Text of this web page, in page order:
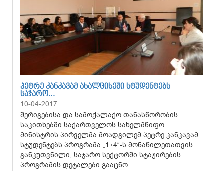
ᲞᲔᲢᲠᲔ ᲙᲐᲜᲙᲐᲕᲐᲛ ᲐᲮᲐᲚᲪᲘᲮᲔᲨᲘ ᲡᲢᲣᲓᲔᲜᲢᲔᲑᲡ
ᲡᲐᲯᲐᲠᲝ…
10-04-2017
შერიგებისა და სამოქალაქო თანასწორობის
საკითხებში საქართველოს სახელმწიფო
მინისტრის პირველმა მოადგილემ პეტრე კანკავამ
სტუდენტებს პროგრამა „1+4“-ს მონაწილეთათვის
განკუთვნილი, საჯარო სექტორში სტაჟირების
პროგრამის დეტალები გააცნო.